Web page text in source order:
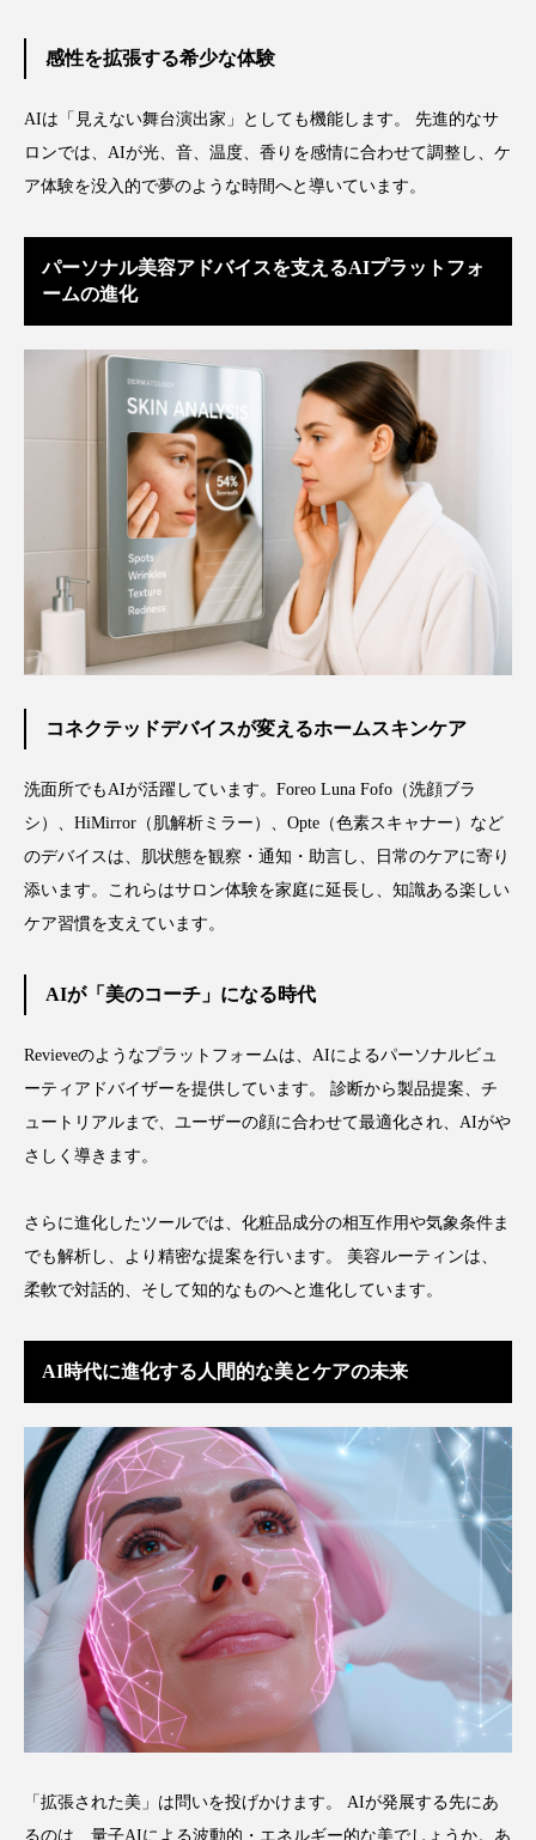
感性を拡張する希少な体験
AIは「見えない舞台演出家」としても機能します。 先進的なサ
ロンでは、AIが光、音、温度、香りを感情に合わせて調整し、ケ
ア体験を没入的で夢のような時間へと導いています。
パーソナル美容アドバイスを支えるAIプラットフォ
ームの進化
コネクテッドデバイスが変えるホームスキンケア
洗面所でもAIが活躍しています。Foreo Luna Fofo（洗顔ブラ
シ）、HiMirror（肌解析ミラー）、Opte（色素スキャナー）など
のデバイスは、肌状態を観察・通知・助言し、日常のケアに寄り
添います。これらはサロン体験を家庭に延長し、知識ある楽しい
ケア習慣を支えています。
AIが「美のコーチ」になる時代
Revieveのようなプラットフォームは、AIによるパーソナルビュ
ーティアドバイザーを提供しています。 診断から製品提案、チ
ュートリアルまで、ユーザーの顔に合わせて最適化され、AIがや
さしく導きます。
さらに進化したツールでは、化粧品成分の相互作用や気象条件ま
でも解析し、より精密な提案を行います。 美容ルーティンは、
柔軟で対話的、そして知的なものへと進化しています。
AI時代に進化する人間的な美とケアの未来
「拡張された美」は問いを投げかけます。 AIが発展する先にあ
るのは、量子AIによる波動的・エネルギー的な美でしょうか。あ